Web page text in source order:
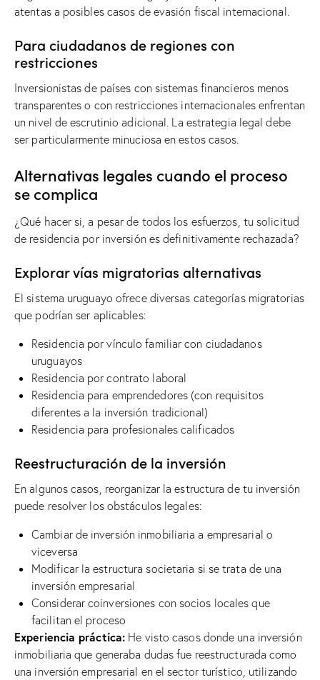
atentas a posibles casos de evasión fiscal internacional.
Para ciudadanos de regiones con
restricciones
Inversionistas de países con sistemas financieros menos
transparentes o con restricciones internacionales enfrentan
un nivel de escrutinio adicional. La estrategia legal debe
ser particularmente minuciosa en estos casos.
Alternativas legales cuando el proceso
se complica
¿Qué hacer si, a pesar de todos los esfuerzos, tu solicitud
de residencia por inversión es definitivamente rechazada?
Explorar vías migratorias alternativas
El sistema uruguayo ofrece diversas categorías migratorias
que podrían ser aplicables:
Residencia por vínculo familiar con ciudadanos
uruguayos
Residencia por contrato laboral
Residencia para emprendedores (con requisitos
diferentes a la inversión tradicional)
Residencia para profesionales calificados
Reestructuración de la inversión
En algunos casos, reorganizar la estructura de tu inversión
puede resolver los obstáculos legales:
Cambiar de inversión inmobiliaria a empresarial o
viceversa
Modificar la estructura societaria si se trata de una
inversión empresarial
Considerar coinversiones con socios locales que
facilitan el proceso
Experiencia práctica: He visto casos donde una inversión
inmobiliaria que generaba dudas fue reestructurada como
una inversión empresarial en el sector turístico, utilizando